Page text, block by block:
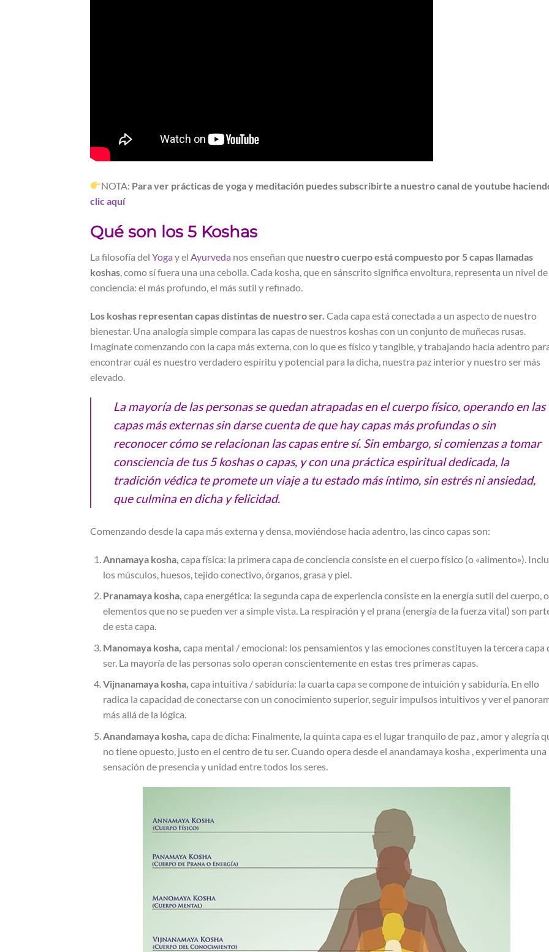
NOTA: Para ver prácticas de yoga y meditación puedes subscribirte a nuestro canal de youtube
clic aquí
Qué son los 5 Koshas
La filosofía del Yoga y el Ayurveda nos enseñan que nuestro cuerpo está compuesto por 5 capas llamadas
koshas, como sí fuera una una cebolla. Cada kosha, que en sánscrito significa envoltura, representa un nivel de
conciencia: el más profundo, el más sutil y refinado.
Los koshas representan capas distintas de nuestro ser. Cada capa está conectada a un aspecto de nuestro
bienestar. Una analogía simple compara las capas de nuestros koshas con un conjunto de muñecas rusas.
Imagínate comenzando con la capa más externa, con lo que es físico y tangible, y trabajando hacia adentro
encontrar cuál es nuestro verdadero espíritu y potencial para la dicha, nuestra paz interior y nuestro ser más
elevado.
La mayoría de las personas se quedan atrapadas en el cuerpo físico, operando en las
capas más externas sin darse cuenta de que hay capas más profundas o sin
reconocer cómo se relacionan las capas entre sí. Sin embargo, si comienzas a tomar
consciencia de tus 5 koshas o capas, y con una práctica espiritual dedicada, la
tradición védica te promete un viaje a tu estado más íntimo, sin estrés ni ansiedad,
que culmina en dicha y felicidad.
Comenzando desde la capa más externa y densa, moviéndose hacia adentro, las cinco capas son:
Annamaya kosha, capa física: la primera capa de conciencia consiste en el cuerpo físico (o «alimento»).
los músculos, huesos, tejido conectivo, órganos, grasa y piel.
Pranamaya kosha, capa energética: la segunda capa de experiencia consiste en la energía sutil del cuerpo,
elementos que no se pueden ver a simple vista. La respiración y el prana (energía de la fuerza vital) son
de esta capa.
Manomaya kosha, capa mental / emocional: los pensamientos y las emociones constituyen la tercera capa
ser. La mayoría de las personas solo operan conscientemente en estas tres primeras capas.
Vijnanamaya kosha, capa intuitiva / sabiduría: la cuarta capa se compone de intuición y sabiduría. En ello
radica la capacidad de conectarse con un conocimiento superior, seguir impulsos intuitivos y ver el
más allá de la lógica.
Anandamaya kosha, capa de dicha: Finalmente, la quinta capa es el lugar tranquilo de paz , amor y alegría
no tiene opuesto, justo en el centro de tu ser. Cuando opera desde el anandamaya kosha , experimenta una
sensación de presencia y unidad entre todos los seres.